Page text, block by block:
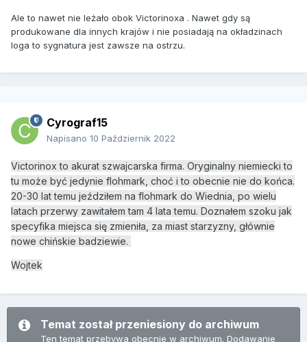
Ale to nawet nie leżało obok Victorinoxa . Nawet gdy są
produkowane dla innych krajów i nie posiadają na okładzinach
loga to sygnatura jest zawsze na ostrzu.
Cyrograf15
Napisano 10 Październik 2022
Victorinox to akurat szwajcarska firma. Oryginalny niemiecki to
tu może być jedynie flohmark, choć i to obecnie nie do końca.
20-30 lat temu jeździłem na flohmark do Wiednia, po wielu
latach przerwy zawitałem tam 4 lata temu. Doznałem szoku jak
specyfika miejsca się zmieniła, za miast starzyzny, głównie
nowe chińskie badziewie.
Wojtek
Temat został przeniesiony do archiwum
Ten temat przebywa obecnie w archiwum. Dodawanie